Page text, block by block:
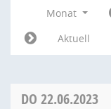
Monat
Aktuell
DO 22.06.2023